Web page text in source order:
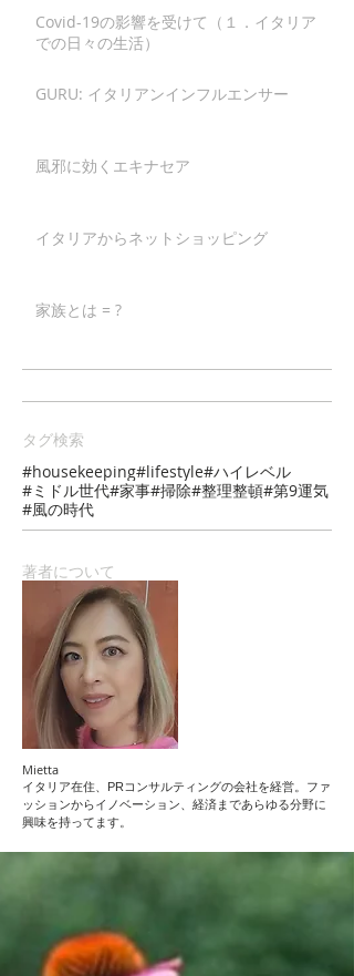
Covid-19の影響を受けて（１．イタリア
での日々の生活）
GURU: イタリアンインフルエンサー
風邪に効くエキナセア
イタリアからネットショッピング
家族とは = ?
タグ検索
#housekeeping#lifestyle#ハイレベル
#ミドル世代#家事#掃除#整理整頓#第9運気
#風の時代
著者について
Mietta
イタリア在住、 PRコンサルティングの会社を経営。ファ
ッションからイノベーション、経済まであらゆる分野に
興味を持ってます。